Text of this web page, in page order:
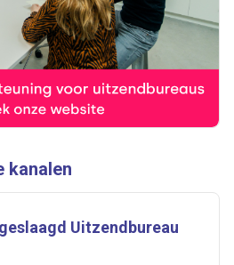
kanalen
Uitzendbureau